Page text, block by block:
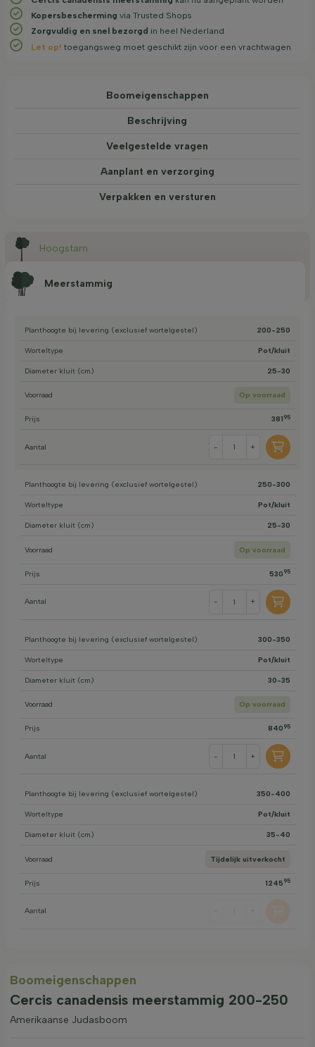
Kopersbescherming via Trusted Shops
Zorgvuldig en snel bezorgd in heel Nederland
Let op! toegangsweg moet geschikt zijn voor een vrachtwagen
Boom­eigen­schappen
Beschrijving
Veelgestelde vragen
Aanplant en verzorging
Verpakken en versturen
Meerstammig
Hoogstam
Planthoogte bij levering (exclusief wortelgestel) 200-250
Worteltype Pot/kluit
Diameter kluit (cm) 25-30
Voorraad Op voorraad
Prijs 381 95
Aantal - +
Planthoogte bij levering (exclusief wortelgestel) 250-300
Worteltype Pot/kluit
Diameter kluit (cm) 25-30
Voorraad Op voorraad
Prijs 530 95
Aantal - +
Planthoogte bij levering (exclusief wortelgestel) 300-350
Worteltype Pot/kluit
Diameter kluit (cm) 30-35
Voorraad Op voorraad
Prijs 840 95
Aantal - +
Planthoogte bij levering (exclusief wortelgestel) 350-400
Worteltype Pot/kluit
Diameter kluit (cm) 35-40
Voorraad Tijdelijk uitverkocht
Prijs 1245 95
Aantal
Boom­eigen­schappen
Cercis canadensis meerstammig 200-250
Amerikaanse Judasboom